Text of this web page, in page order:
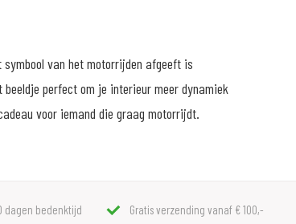
van het motorrijden afgeeft is
perfect om je interieur meer dynamiek
voor iemand die graag motorrijdt.
dagen bedenktijd Gratis verzending vanaf € 100,-